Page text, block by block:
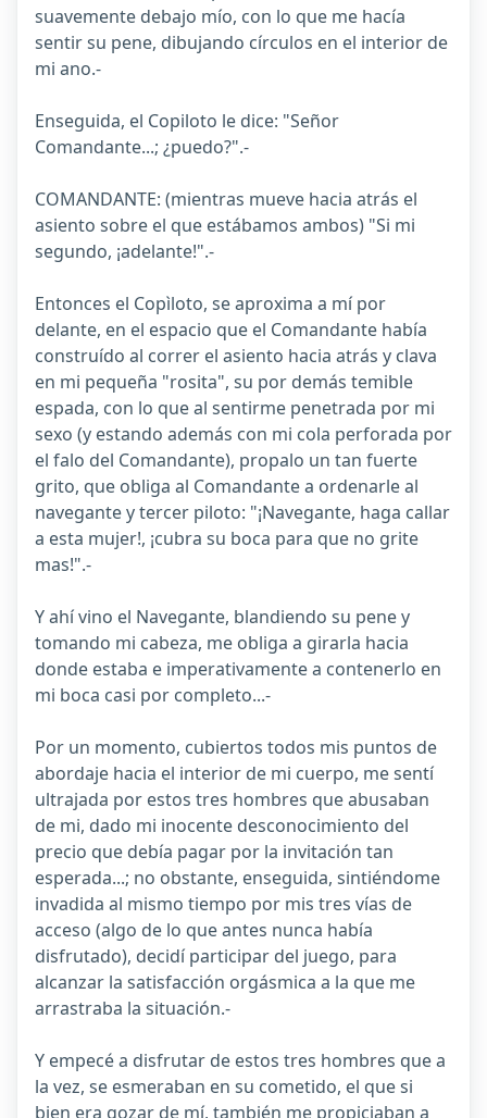
suavemente debajo mío, con lo que me hacía
sentir su pene, dibujando círculos en el interior de
mi ano.-
Enseguida, el Copiloto le dice: "Señor
Comandante...; ¿puedo?".-
COMANDANTE: (mientras mueve hacia atrás el
asiento sobre el que estábamos ambos) "Si mi
segundo, ¡adelante!".-
Entonces el Copìloto, se aproxima a mí por
delante, en el espacio que el Comandante había
construído al correr el asiento hacia atrás y clava
en mi pequeña "rosita", su por demás temible
espada, con lo que al sentirme penetrada por mi
sexo (y estando además con mi cola perforada por
el falo del Comandante), propalo un tan fuerte
grito, que obliga al Comandante a ordenarle al
navegante y tercer piloto: "¡Navegante, haga callar
a esta mujer!, ¡cubra su boca para que no grite
mas!".-
Y ahí vino el Navegante, blandiendo su pene y
tomando mi cabeza, me obliga a girarla hacia
donde estaba e imperativamente a contenerlo en
mi boca casi por completo...-
Por un momento, cubiertos todos mis puntos de
abordaje hacia el interior de mi cuerpo, me sentí
ultrajada por estos tres hombres que abusaban
de mi, dado mi inocente desconocimiento del
precio que debía pagar por la invitación tan
esperada...; no obstante, enseguida, sintiéndome
invadida al mismo tiempo por mis tres vías de
acceso (algo de lo que antes nunca había
disfrutado), decidí participar del juego, para
alcanzar la satisfacción orgásmica a la que me
arrastraba la situación.-
Y empecé a disfrutar de estos tres hombres que a
la vez, se esmeraban en su cometido, el que si
bien era gozar de mí, también me propiciaban a